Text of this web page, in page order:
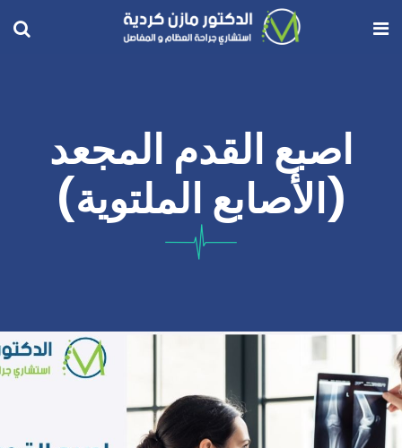
اصبع القدم المجعد
(الأصابع الملتوية)